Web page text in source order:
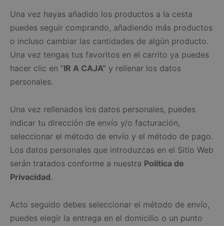
Una vez hayas añadido los productos a la cesta
puedes seguir comprando, añadiendo más productos
o incluso cambiar las cantidades de algún producto.
Una vez tengas tus favoritos en el carrito ya puedes
hacer clic en “IR A CAJA” y rellenar los datos
personales.
Una vez rellenados los datos personales, puedes
indicar tu dirección de envío y/o facturación,
seleccionar el método de envío y el método de pago.
Los datos personales que introduzcas en el Sitio Web
serán tratados conforme a nuestra Política de
Privacidad.
Acto seguido debes seleccionar el método de envío,
puedes elegir la entrega en el domicilio o un punto